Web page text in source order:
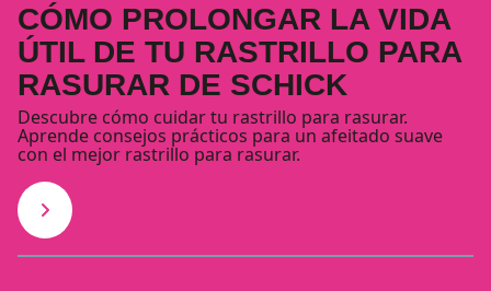
CÓMO PROLONGAR LA VIDA
ÚTIL DE TU RASTRILLO PARA
RASURAR DE SCHICK
Descubre cómo cuidar tu rastrillo para rasurar.
Aprende consejos prácticos para un afeitado suave
con el mejor rastrillo para rasurar.